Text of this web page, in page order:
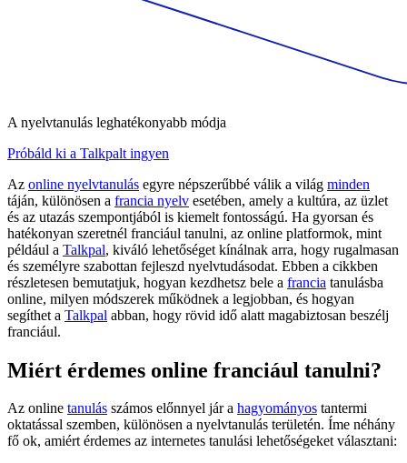
A nyelvtanulás leghatékonyabb módja
Próbáld ki a Talkpalt ingyen
Az online nyelvtanulás egyre népszerűbbé válik a világ minden
táján, különösen a francia nyelv esetében, amely a kultúra, az üzlet
és az utazás szempontjából is kiemelt fontosságú. Ha gyorsan és
hatékonyan szeretnél franciául tanulni, az online platformok, mint
például a Talkpal, kiváló lehetőséget kínálnak arra, hogy rugalmasan
és személyre szabottan fejleszd nyelvtudásodat. Ebben a cikkben
részletesen bemutatjuk, hogyan kezdhetsz bele a francia tanulásba
online, milyen módszerek működnek a legjobban, és hogyan
segíthet a Talkpal abban, hogy rövid idő alatt magabiztosan beszélj
franciául.
Miért érdemes online franciául tanulni?
Az online tanulás számos előnnyel jár a hagyományos tantermi
oktatással szemben, különösen a nyelvtanulás területén. Íme néhány
fő ok, amiért érdemes az internetes tanulási lehetőségeket választani: